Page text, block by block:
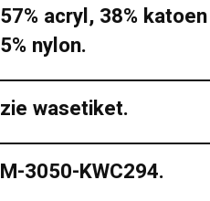
57% acryl, 38%
5% nylon.
zie wasetiket.
M-3050-KWC294.